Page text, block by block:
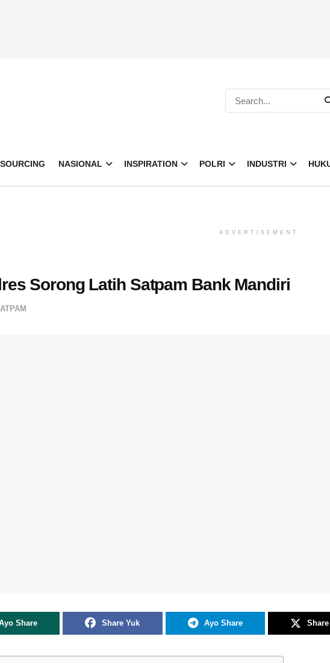
NASIONAL INSPIRATION POLRI INDUSTRI
ADVERTISEMENT
Sorong Latih Satpam Bank Mandiri
Share Share Yuk Ayo Share